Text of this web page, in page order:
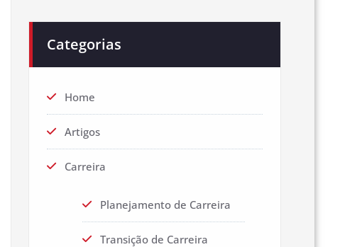
Categorias
Home
Artigos
Carreira
Planejamento de Carreira
Transição de Carreira